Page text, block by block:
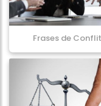
Frases de